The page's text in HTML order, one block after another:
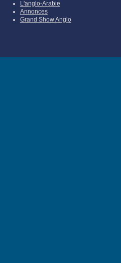
L'anglo-Arabie
Annonces
Grand Show Anglo